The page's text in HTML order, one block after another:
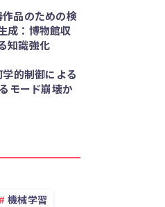
品のための検
成：博物館収
知識強化
的制御による
モード崩壊か
機械学習